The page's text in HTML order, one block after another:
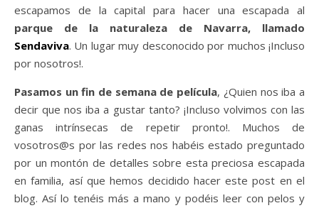
escapamos de la capital para hacer una escapada al
parque de la naturaleza de Navarra, llamado
Sendaviva. Un lugar muy desconocido por muchos ¡Incluso
por nosotros!.
Pasamos un fin de semana de película, ¿Quien nos iba a
decir que nos iba a gustar tanto? ¡Incluso volvimos con las
ganas intrínsecas de repetir pronto!. Muchos de
vosotros@s por las redes nos habéis estado preguntado
por un montón de detalles sobre esta preciosa escapada
en familia, así que hemos decidido hacer este post en el
blog. Así lo tenéis más a mano y podéis leer con pelos y